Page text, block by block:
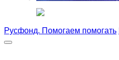
Русфонд. Помогаем помогать